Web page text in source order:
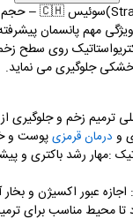
سوئیس🇨🇭
–
ویژگی مهم پانسمان
روی سطح
خشکی جلوگیری می نماید.
ترمیم زخم و جلوگیری
و درمان قرمزیپوست و
:مهار رشد باکتری و
: اجازه عبور اکسیژن و
تا محیط مناسب برای